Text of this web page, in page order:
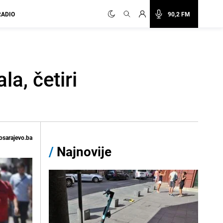
90,2 FM
četiri
/ Najnovije